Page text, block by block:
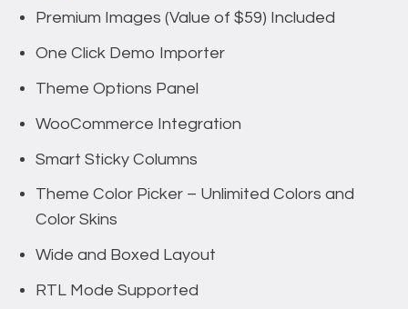
Premium Images (Value of $59) Included
One Click Demo Importer
Theme Options Panel
WooCommerce Integration
Smart Sticky Columns
Theme Color Picker – Unlimited Colors and
Color Skins
Wide and Boxed Layout
RTL Mode Supported